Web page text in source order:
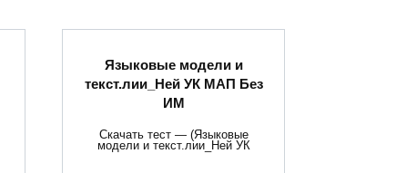
Языковые модели и
текст.лии_Ней УК МАП Без
ИМ
Скачать тест — (Языковые
модели и текст.лии_Ней УК